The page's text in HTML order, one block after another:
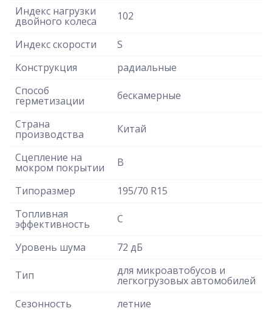
Индекс нагрузки
двойного колеса 102
Индекс скорости
S
Конструкция
радиальные
Способ
герметизации бескамерные
Страна
производства Китай
Сцепление на
мокром покрытии B
Типоразмер
195/70 R15
Топливная
эффективность C
Уровень шума 72 дБ
Тип для микроавтобусов и
легкогрузовых автомобилей
Сезонность
летние